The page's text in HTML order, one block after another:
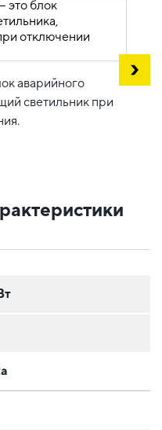
аварийного
светильник при